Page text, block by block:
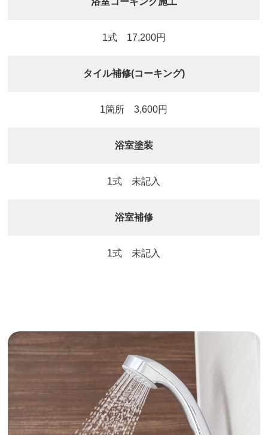
1式 17,200円
タイル補修(コーキング)
1箇所 3,600円
浴室塗装
1式 未記入
浴室補修
1式 未記入